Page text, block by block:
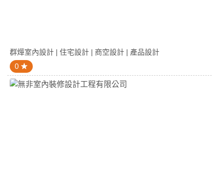
群燁室內設計 | 住宅設計 | 商空設計 | 產品設計
0